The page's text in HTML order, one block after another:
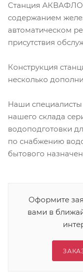
Станция
содержанием
автоматическом
присутствия
Конструкция
несколько
Наши специалисты
нашего склада
водоподготовки
по снабжению
бытового
Оформите
вами в